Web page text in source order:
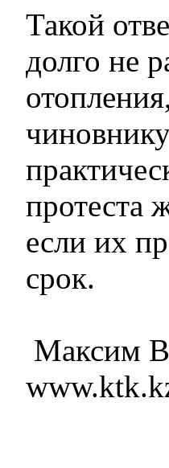
Такой
долго не
протеста
если их
срок.
Максим